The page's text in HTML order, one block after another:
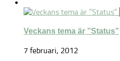
Veckans tema är ”Status”
7 februari, 2012